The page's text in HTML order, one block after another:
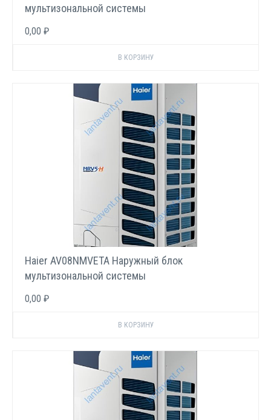
мультизональной системы
0,00 ₽
Haier AV08NMVETA Наружный блок
мультизональной системы
0,00 ₽